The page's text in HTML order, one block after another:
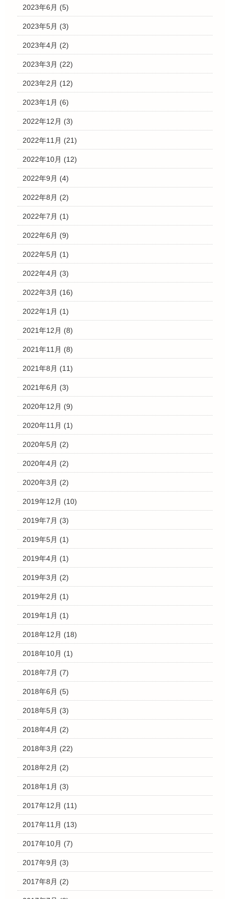
2023年6月 (5)
2023年5月 (3)
2023年4月 (2)
2023年3月 (22)
2023年2月 (12)
2023年1月 (6)
2022年12月 (3)
2022年11月 (21)
2022年10月 (12)
2022年9月 (4)
2022年8月 (2)
2022年7月 (1)
2022年6月 (9)
2022年5月 (1)
2022年4月 (3)
2022年3月 (16)
2022年1月 (1)
2021年12月 (8)
2021年11月 (8)
2021年8月 (11)
2021年6月 (3)
2020年12月 (9)
2020年11月 (1)
2020年5月 (2)
2020年4月 (2)
2020年3月 (2)
2019年12月 (10)
2019年7月 (3)
2019年5月 (1)
2019年4月 (1)
2019年3月 (2)
2019年2月 (1)
2019年1月 (1)
2018年12月 (18)
2018年10月 (1)
2018年7月 (7)
2018年6月 (5)
2018年5月 (3)
2018年4月 (2)
2018年3月 (22)
2018年2月 (2)
2018年1月 (3)
2017年12月 (11)
2017年11月 (13)
2017年10月 (7)
2017年9月 (3)
2017年8月 (2)